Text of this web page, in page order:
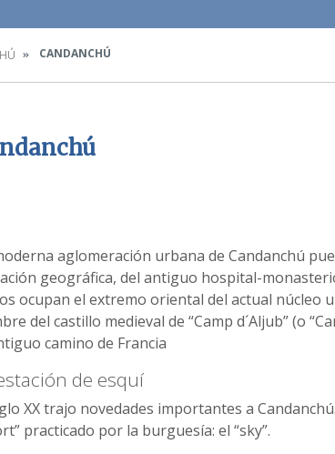
CANDANCHÚ
aglomeración urbana de Candanchú
geográfica, del antiguo hospital-
ocupan el extremo oriental del actual núcleo
del castillo medieval de “Camp d´Aljub” (o
camino de Francia
de esquí
XX trajo novedades importantes a
practicado por la burguesía: el “sky”.